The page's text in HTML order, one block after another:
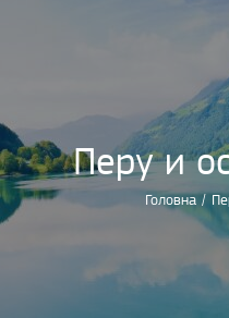
Перу и
Головна /